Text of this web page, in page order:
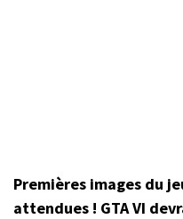
Premières images du
attendues ! GTA VI